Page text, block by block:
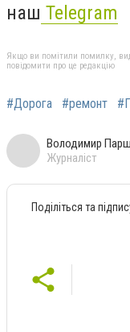
наш Telegram
Якщо ви помітили помилку,
повідомити про це редакцію
#Дорога #ремонт
Володимир
Журналіст
Поділіться та